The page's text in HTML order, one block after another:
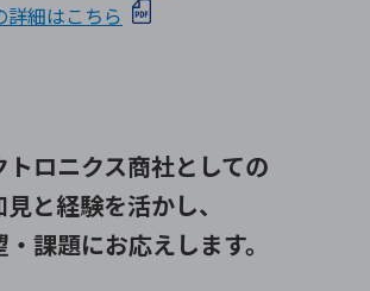
詳細はこちら
トロニクス商社としての
見と経験を活かし、
・課題にお応えします。